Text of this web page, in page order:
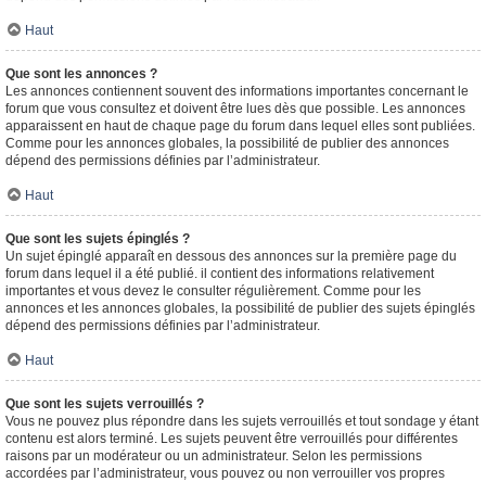
Haut
Que sont les annonces ?
Les annonces contiennent souvent des informations importantes concernant le
forum que vous consultez et doivent être lues dès que possible. Les annonces
apparaissent en haut de chaque page du forum dans lequel elles sont publiées.
Comme pour les annonces globales, la possibilité de publier des annonces
dépend des permissions définies par l’administrateur.
Haut
Que sont les sujets épinglés ?
Un sujet épinglé apparaît en dessous des annonces sur la première page du
forum dans lequel il a été publié. il contient des informations relativement
importantes et vous devez le consulter régulièrement. Comme pour les
annonces et les annonces globales, la possibilité de publier des sujets épinglés
dépend des permissions définies par l’administrateur.
Haut
Que sont les sujets verrouillés ?
Vous ne pouvez plus répondre dans les sujets verrouillés et tout sondage y étant
contenu est alors terminé. Les sujets peuvent être verrouillés pour différentes
raisons par un modérateur ou un administrateur. Selon les permissions
accordées par l’administrateur, vous pouvez ou non verrouiller vos propres